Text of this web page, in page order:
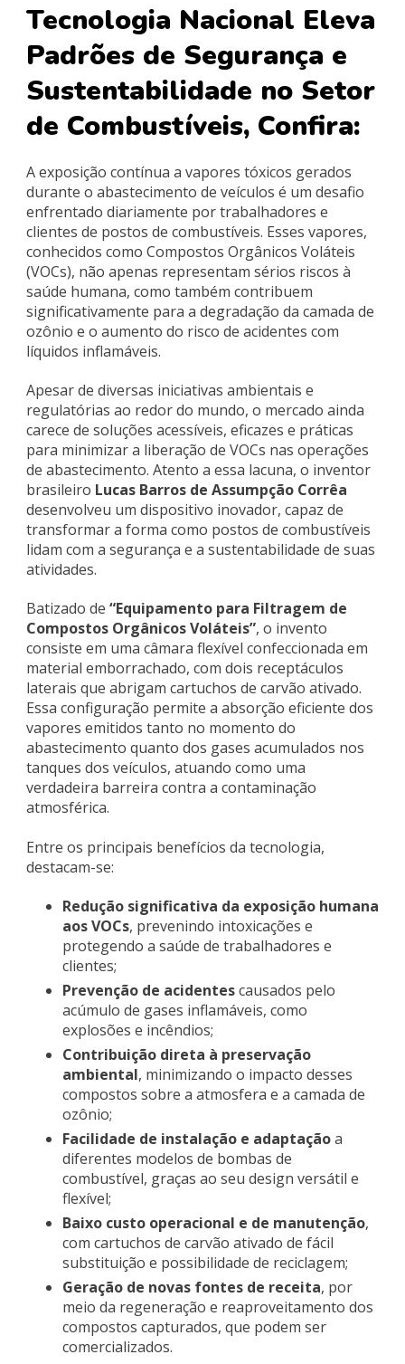
Tecnologia Nacional Eleva
Padrões de Segurança e
Sustentabilidade no Setor
de Combustíveis, Confira:
A exposição contínua a vapores tóxicos gerados
durante o abastecimento de veículos é um desafio
enfrentado diariamente por trabalhadores e
clientes de postos de combustíveis. Esses vapores,
conhecidos como Compostos Orgânicos Voláteis
(VOCs), não apenas representam sérios riscos à
saúde humana, como também contribuem
significativamente para a degradação da camada de
ozônio e o aumento do risco de acidentes com
líquidos inflamáveis.
Apesar de diversas iniciativas ambientais e
regulatórias ao redor do mundo, o mercado ainda
carece de soluções acessíveis, eficazes e práticas
para minimizar a liberação de VOCs nas operações
de abastecimento. Atento a essa lacuna, o inventor
brasileiro Lucas Barros de Assumpção Corrêa
desenvolveu um dispositivo inovador, capaz de
transformar a forma como postos de combustíveis
lidam com a segurança e a sustentabilidade de suas
atividades.
Batizado de “Equipamento para Filtragem de
Compostos Orgânicos Voláteis”, o invento
consiste em uma câmara flexível confeccionada em
material emborrachado, com dois receptáculos
laterais que abrigam cartuchos de carvão ativado.
Essa configuração permite a absorção eficiente dos
vapores emitidos tanto no momento do
abastecimento quanto dos gases acumulados nos
tanques dos veículos, atuando como uma
verdadeira barreira contra a contaminação
atmosférica.
Entre os principais benefícios da tecnologia,
destacam-se:
Redução significativa da exposição humana
aos VOCs, prevenindo intoxicações e
protegendo a saúde de trabalhadores e
clientes;
Prevenção de acidentescausados pelo
acúmulo de gases inflamáveis, como
explosões e incêndios;
Contribuição direta à preservação
ambiental, minimizando o impacto desses
compostos sobre a atmosfera e a camada de
ozônio;
Facilidade de instalação e adaptaçãoa
diferentes modelos de bombas de
combustível, graças ao seu design versátil e
flexível;
Baixo custo operacional e de manutenção,
com cartuchos de carvão ativado de fácil
substituição e possibilidade de reciclagem;
Geração de novas fontes de receita, por
meio da regeneração e reaproveitamento dos
compostos capturados, que podem ser
comercializados.